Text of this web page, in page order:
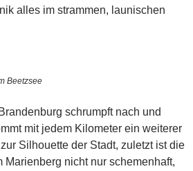
alles im strammen, launischen
Beetzsee
schrumpft nach und
mit jedem Kilometer ein weiterer
Silhouette der Stadt, zuletzt ist die
Marienberg nicht nur schemenhaft,